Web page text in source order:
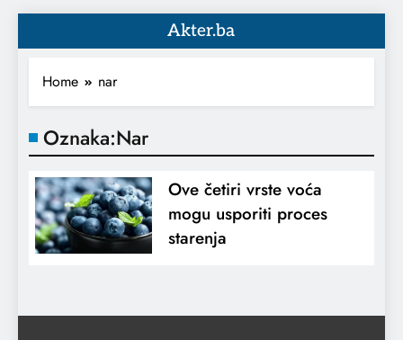
Akter.ba
Home nar
Oznaka:Nar
Ove četiri vrste voća
mogu usporiti proces
starenja